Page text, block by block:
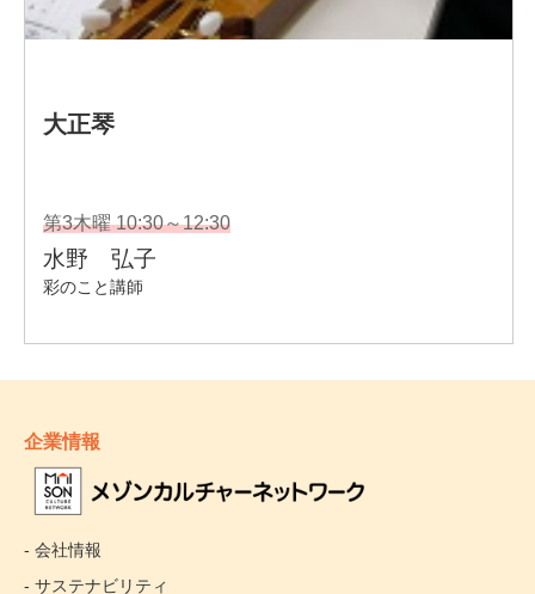
企業情報
- 会社情報
- サステナビリティ